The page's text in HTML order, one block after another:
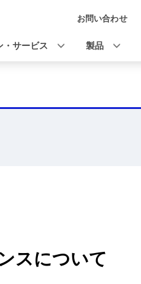
お問い合わせ
・サービス 製品
スについて